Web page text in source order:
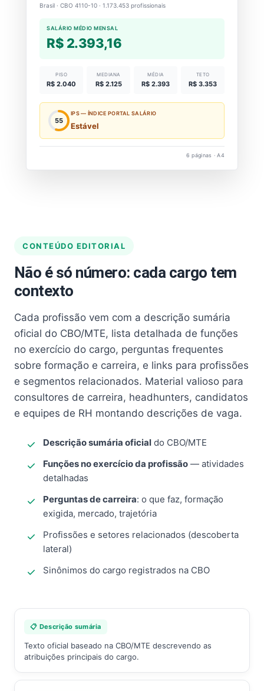
Brasil · CBO 4110-10 · 1.173.453 profissionais
SALÁRIO MÉDIO MENSAL
R$ 2.393,16
PISO
R$ 2.040
MEDIANA
R$ 2.125
MÉDIA
R$ 2.393
TETO
R$ 3.353
55
IPS — ÍNDICE PORTAL SALÁRIO
Estável
6 páginas · A4
CONTEÚDO EDITORIAL
Não é só número: cada cargo tem
contexto
Cada profissão vem com a descrição sumária
oficial do CBO/MTE, lista detalhada de funções
no exercício do cargo, perguntas frequentes
sobre formação e carreira, e links para profissões
e segmentos relacionados. Material valioso para
consultores de carreira, headhunters, candidatos
e equipes de RH montando descrições de vaga.
Descrição sumária oficial do CBO/MTE
Funções no exercício da profissão — atividades
detalhadas
Perguntas de carreira: o que faz, formação
exigida, mercado, trajetória
Profissões e setores relacionados (descoberta
lateral)
Sinônimos do cargo registrados na CBO
📋 Descrição sumária
Texto oficial baseado na CBO/MTE descrevendo as
atribuições principais do cargo.